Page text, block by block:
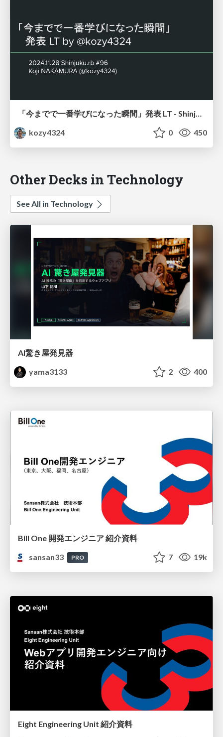
「今までで一番学びになった瞬間」発表 LT - Shinjuku.rb #96
kozy4324
0 450
Other Decks in Technology
See All in Technology
AI驚き屋発見器
yama3133
2 400
Bill One 開発エンジニア 紹介資料
sansan33
PRO 7 19k
Eight Engineering Unit 紹介資料